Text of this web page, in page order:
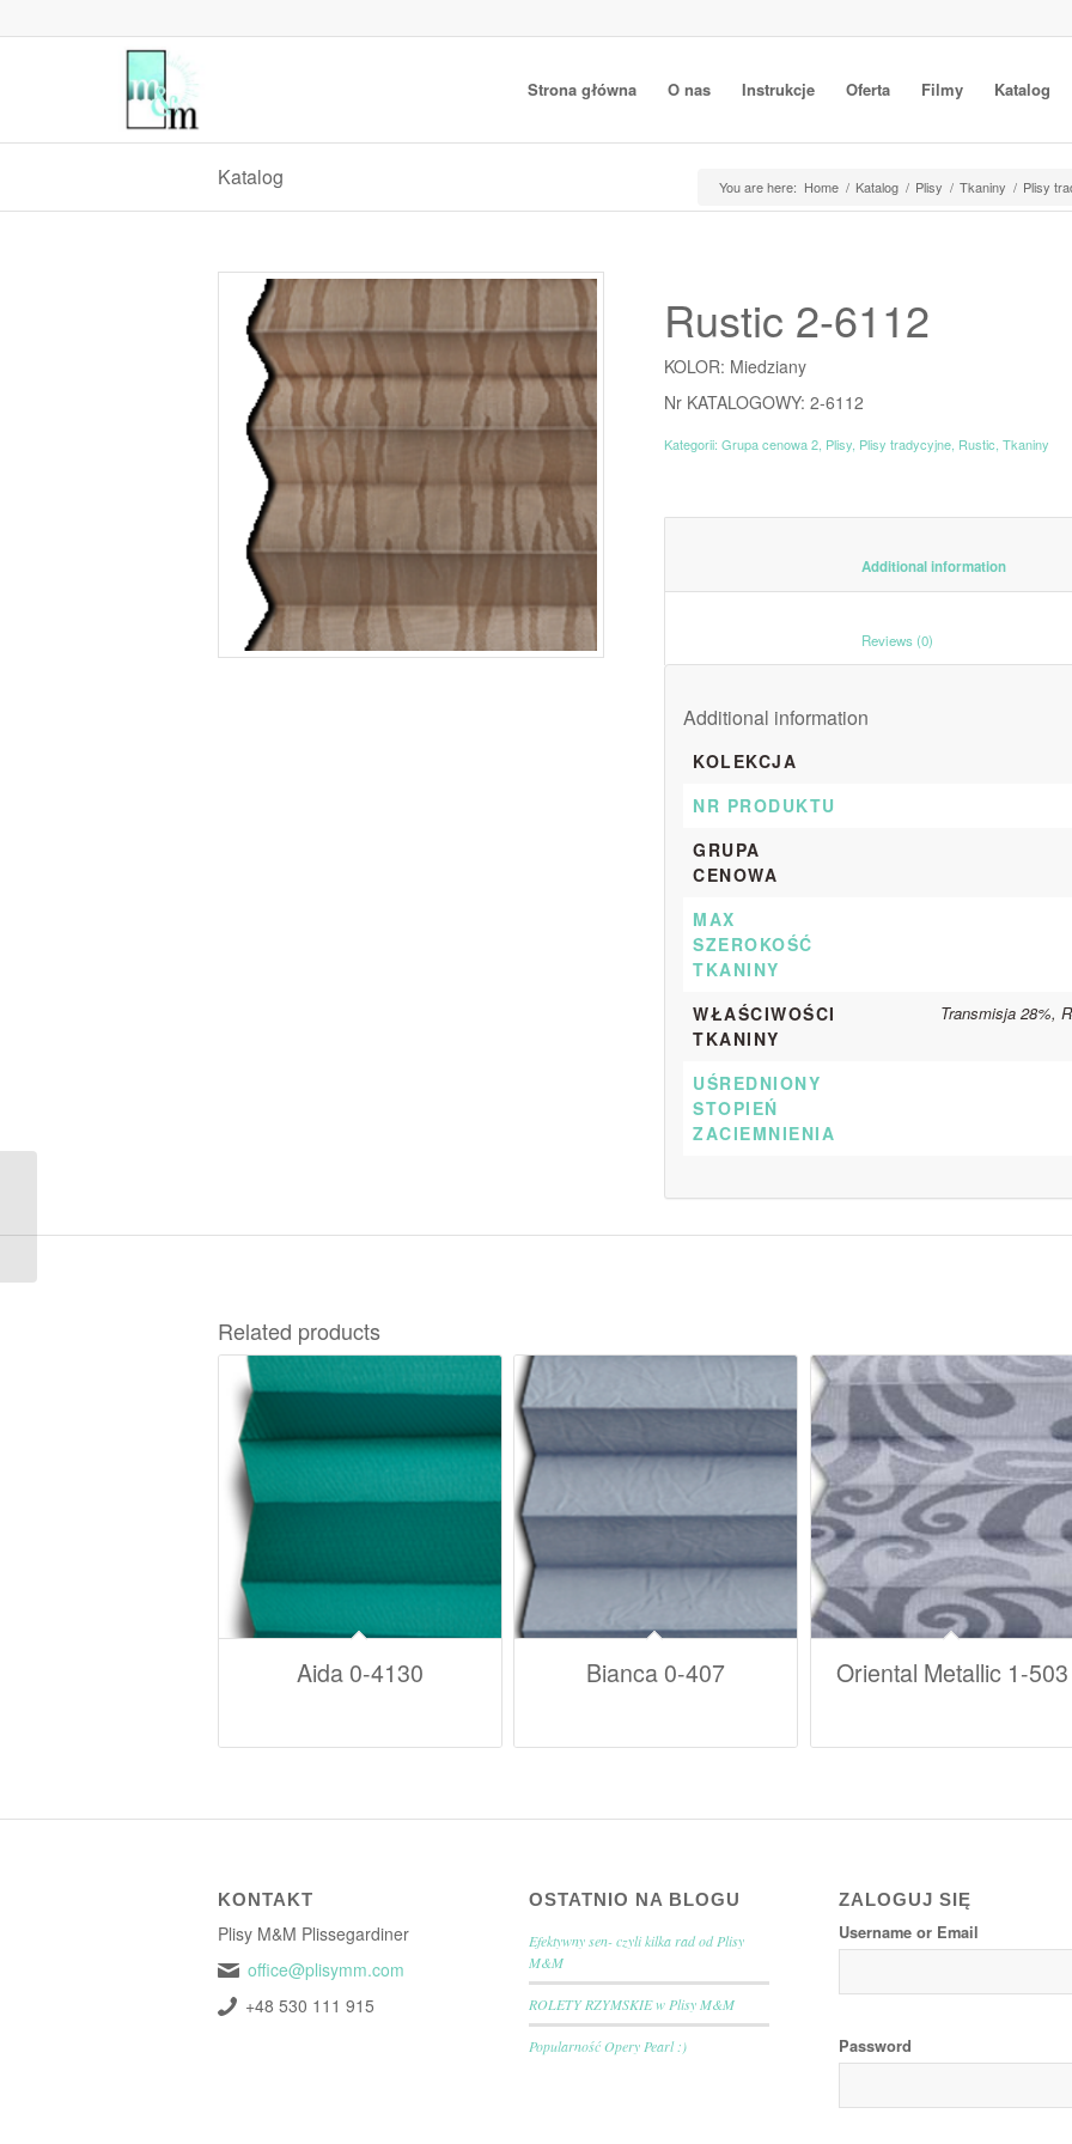
Strona główna O nas Instrukcje Oferta Filmy Katalog
Katalog You are here: Home / Katalog / Plisy / Tkaniny / Plisy
Rustic 2-6112
KOLOR: Miedziany
Nr KATALOGOWY: 2-6112
Kategorii:Grupa cenowa 2 Plisy Plisy tradycyjne Rustic ,Tkaniny
Additional information
KOLEKCJA
NR PRODUKTU
GRUPA
CENOWA
MAX
SZEROKOŚĆ
TKANINY
WŁAŚCIWOŚCI
TKANINY
Transmisja 28%,
UŚREDNIONY
STOPIEŃ
ZACIEMNIENIA
Related products
Aida 0-4130 Bianca 0-407 Oriental Metallic 1-503
KONTAKT
Plisy M&M Plissegardiner
office@plisymm.com
+48 530 111 915
OSTATNIO NA BLOGU
Efektywny sen- czyli kilka rad od Plisy
M&M
ROLETY RZYMSKIE w Plisy M&M
Popularność Opery Pearl :)
ZALOGUJ SIĘ
Username or Email
Password